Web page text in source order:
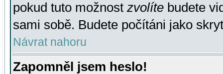
pokud tuto možnost zvolíte budete
sami sobě. Budete počítáni jako
Návrat nahoru
Zapomněl jsem heslo!